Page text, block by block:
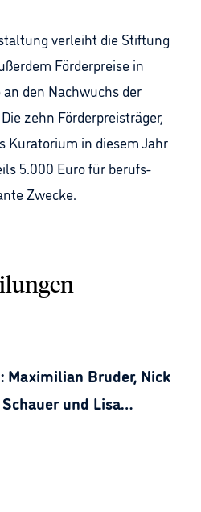
verleiht die Stiftung
Förderpreise in
den Nachwuchs der
zehn Förderpreisträger,
Kuratorium in diesem Jahr
5.000 Euro für berufs-
Zwecke.
Maximilian Bruder, Nick
und Lisa